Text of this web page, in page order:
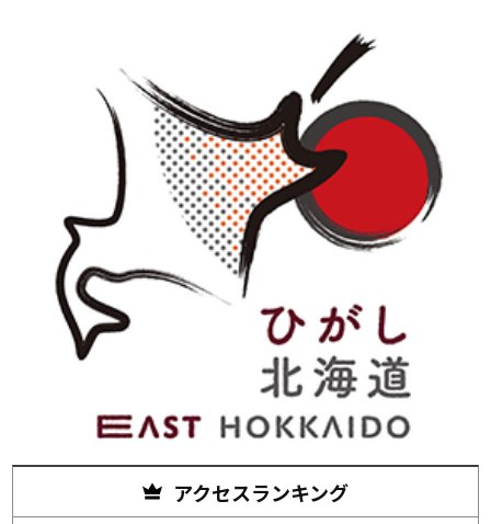
アクセスランキング